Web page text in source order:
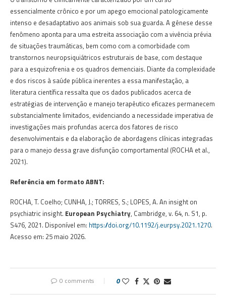
essencialmente crônico e por um apego emocional patologicamente
intenso e desadaptativo aos animais sob sua guarda. A gênese desse
fenômeno aponta para uma estreita associação com a vivência prévia
de situações traumáticas, bem como com a comorbidade com
transtornos neuropsiquiátricos estruturais de base, com destaque
para a esquizofrenia e os quadros demenciais. Diante da complexidade
e dos riscos à saúde pública inerentes a essa manifestação, a
literatura científica ressalta que os dados publicados acerca de
estratégias de intervenção e manejo terapêutico eficazes permanecem
substancialmente limitados, evidenciando a necessidade imperativa de
investigações mais profundas acerca dos fatores de risco
desenvolvimentais e da elaboração de abordagens clínicas integradas
para o manejo dessa grave disfunção comportamental (ROCHA et al.,
2021).
Referência em formato ABNT:
ROCHA, T. Coelho; CUNHA, J.; TORRES, S.; LOPES, A. An insight on
psychiatric insight. European Psychiatry, Cambridge, v. 64, n. S1, p.
S476, 2021. Disponível em: https://doi.org/10.1192/j.eurpsy.2021.1270.
Acesso em: 25 maio 2026.
0 comments 0